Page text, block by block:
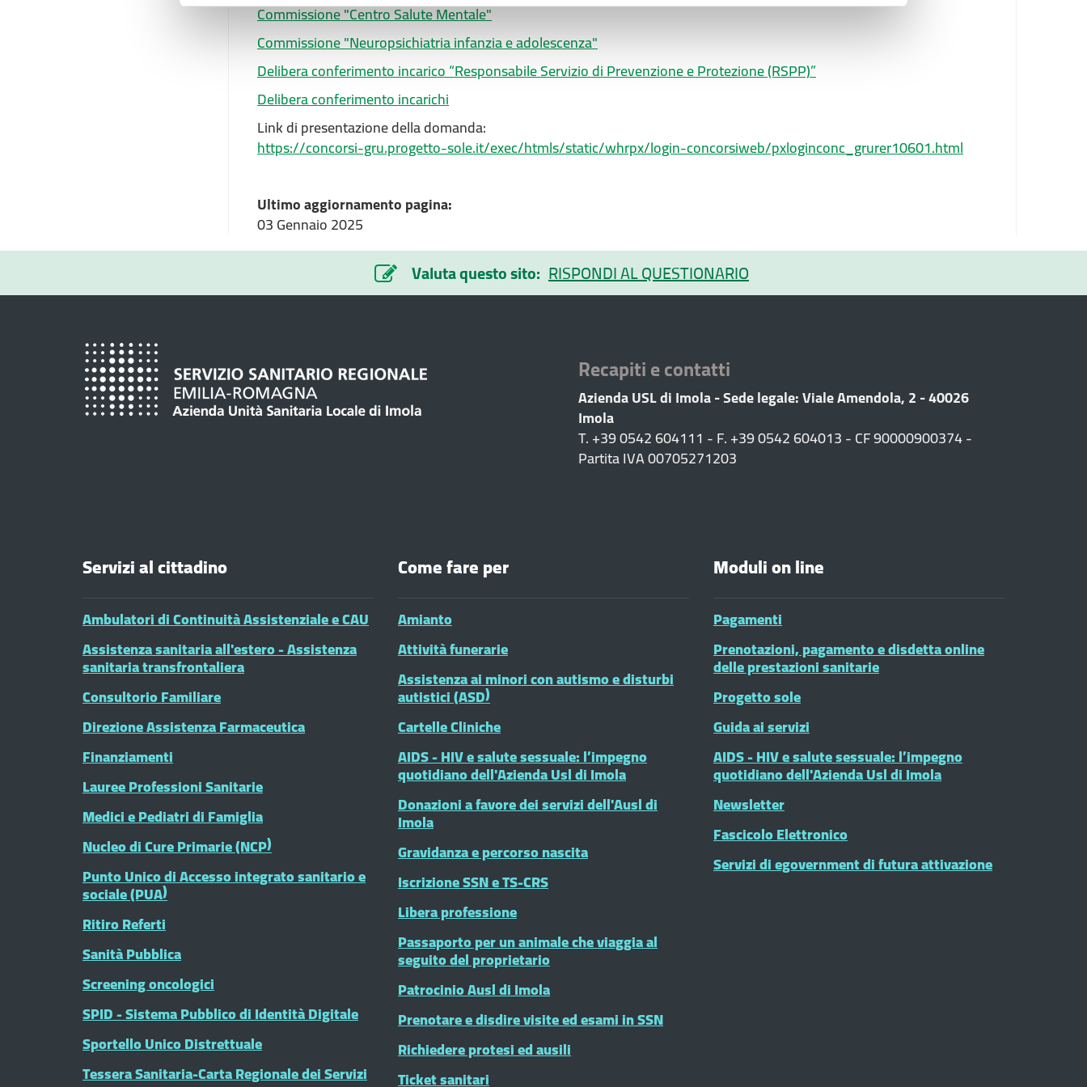
Commissione "Centro Salute Mentale"
Commissione "Neuropsichiatria infanzia e adolescenza"
Delibera conferimento incarico “Responsabile Servizio di Prevenzione e Protezione (RSPP)”
Delibera conferimento incarichi
Link di presentazione della domanda:
https://concorsi-gru.progetto-sole.it/exec/htmls/static/whrpx/login-concorsiweb/pxloginconc_grurer10601.html
Ultimo aggiornamento pagina:
03 Gennaio 2025
Valuta questo sito: RISPONDI AL QUESTIONARIO
Recapiti e contatti
Azienda USL di Imola - Sede legale: Viale Amendola, 2 - 40026
Imola
T. +39 0542 604111 - F. +39 0542 604013 - CF 90000900374 -
Partita IVA 00705271203
Servizi al cittadino
Ambulatori di Continuità Assistenziale e CAU
Assistenza sanitaria all'estero - Assistenza
sanitaria transfrontaliera
Consultorio Familiare
Direzione Assistenza Farmaceutica
Finanziamenti
Lauree Professioni Sanitarie
Medici e Pediatri di Famiglia
Nucleo di Cure Primarie (NCP)
Punto Unico di Accesso integrato sanitario e
sociale (PUA)
Ritiro Referti
Sanità Pubblica
Screening oncologici
SPID - Sistema Pubblico di Identità Digitale
Sportello Unico Distrettuale
Tessera Sanitaria-Carta Regionale dei Servizi
Come fare per
Amianto
Attività funerarie
Assistenza ai minori con autismo e disturbi
autistici (ASD)
Cartelle Cliniche
AIDS - HIV e salute sessuale: l’impegno
quotidiano dell'Azienda Usl di Imola
Donazioni a favore dei servizi dell'Ausl di
Imola
Gravidanza e percorso nascita
Iscrizione SSN e TS-CRS
Libera professione
Passaporto per un animale che viaggia al
seguito del proprietario
Patrocinio Ausl di Imola
Prenotare e disdire visite ed esami in SSN
Richiedere protesi ed ausili
Ticket sanitari
Moduli on line
Pagamenti
Prenotazioni, pagamento e disdetta online
delle prestazioni sanitarie
Progetto sole
Guida ai servizi
AIDS - HIV e salute sessuale: l’impegno
quotidiano dell'Azienda Usl di Imola
Newsletter
Fascicolo Elettronico
Servizi di egovernment di futura attivazione